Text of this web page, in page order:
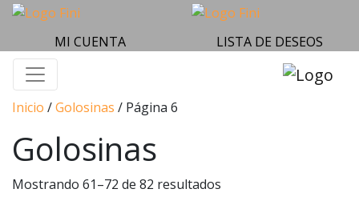
MI CUENTA LISTA DE DESEOS
Inicio /Golosinas / Página 6
Golosinas
Mostrando 61–72 de 82 resultados